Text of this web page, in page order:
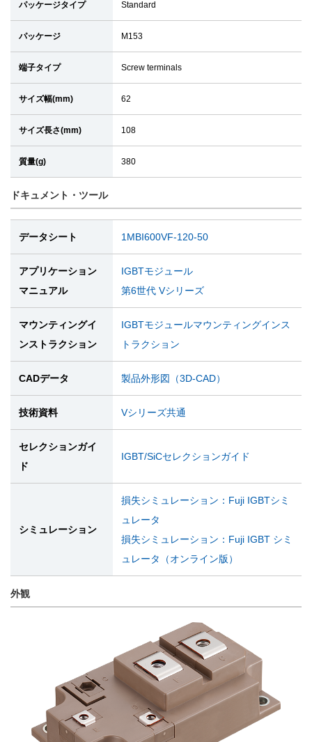
パッケージタイプ Standard
パッケージ M153
端子タイプ Screw terminals
サイズ幅(mm) 62
サイズ長さ(mm) 108
質量(g) 380
ドキュメント・ツール
データシート 1MBI600VF-120-50
アプリケーション
マニュアル
IGBTモジュール
第6世代 Vシリーズ
マウンティングイ
ンストラクション
IGBTモジュールマウンティングインス
トラクション
CADデータ 製品外形図（3D-CAD）
技術資料 Vシリーズ共通
セレクションガイ
ド
IGBT/SiCセレクションガイド
シミュレーション
損失シミュレーション：Fuji IGBTシミ
ュレータ
損失シミュレーション：Fuji IGBT シミ
ュレータ（オンライン版）
外観